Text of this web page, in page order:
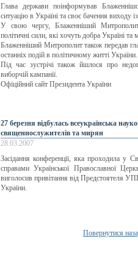
Глава держави поінформував
ситуацію в Україні та своє бачення виходу
У свою чергу, Блаженніший
політичні сили, які хочуть добра Україні
Блаженніший Митрополит також передав
останніх подій в політичному житті України.
Під час зустрічі також йшлося про
виборчій кампанії.
Офіційний сайт Президента України
27 березня відбулась всеукраїнська
священнослужителів та мирян
28.03.2007
Засідання конференції, яка проходила у
справами Української Православної
виголосив привітання від Предстоятеля
України.
Повернутися